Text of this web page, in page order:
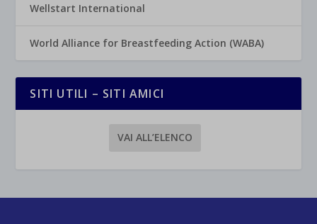
Wellstart International
World Alliance for Breastfeeding Action (WABA)
SITI UTILI – SITI AMICI
VAI ALL’ELENCO